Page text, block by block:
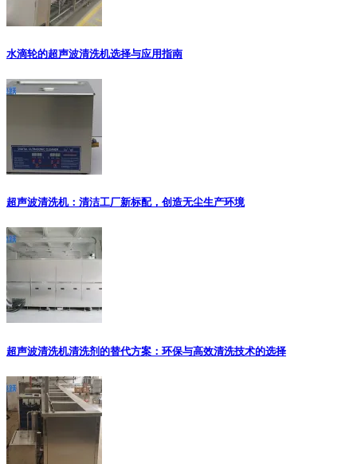
水滴轮的超声波清洗机选择与应用指南
超声波清洗机：清洁工厂新标配，创造无尘生产环境
超声波清洗机清洗剂的替代方案：环保与高效清洗技术的选择